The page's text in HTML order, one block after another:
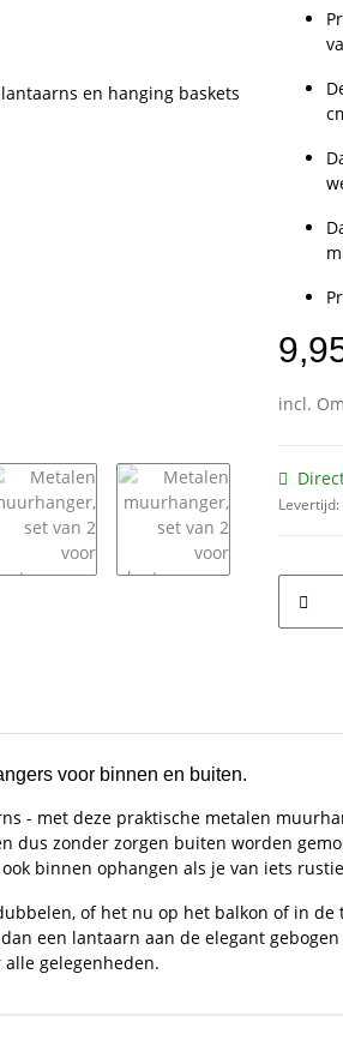
incl.
Levertijd:
voor binnen en buiten.
- met deze praktische metalen
dus zonder zorgen buiten worden
binnen ophangen als je van iets
of het nu op het balkon of in
een lantaarn aan de elegant
gelegenheden.